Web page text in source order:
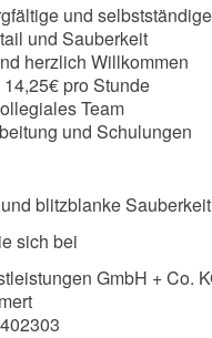
und
und Sauberkeit
herzlich Willkommen
pro Stunde
Team
und Schulungen
blitzblanke
sich bei
GmbH + Co.